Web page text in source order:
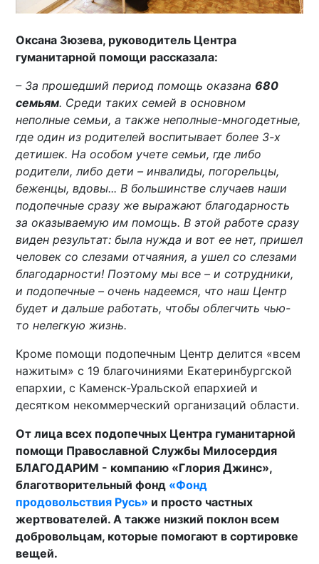
Оксана Зюзева, руководитель Центра
гуманитарной помощи рассказала:
– За прошедший период помощь оказана680
семьям. Среди таких семей в основном
неполные семьи, а также неполные-многодетные,
где один из родителей воспитывает более 3-х
детишек. На особом учете семьи, где либо
родители, либо дети – инвалиды, погорельцы,
беженцы, вдовы... В большинстве случаев наши
подопечные сразу же выражают благодарность
за оказываемую им помощь. В этой работе сразу
виден результат: была нужда и вот ее нет, пришел
человек со слезами отчаяния, а ушел со слезами
благодарности! Поэтому мы все – и сотрудники,
и подопечные – очень надеемся, что наш Центр
будет и дальше работать, чтобы облегчить чью-
то нелегкую жизнь.
Кроме помощи подопечным Центр делится «всем
нажитым» с 19 благочиниями Екатеринбургской
епархии, с Каменск-Уральской епархией и
десятком некоммерческий организаций области.
От лица всех подопечных Центра гуманитарной
помощи Православной Службы Милосердия
БЛАГОДАРИМ - компанию «Глория Джинс»,
благотворительный фонд «Фонд
продовольствия Русь» и просто частных
жертвователей. А также низкий поклон всем
добровольцам, которые помогают в сортировке
вещей.